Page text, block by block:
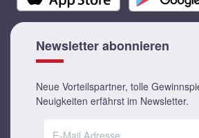
Newsletter abonnieren
Neue Vorteilspartner, tolle
Neuigkeiten erfährst im Newsletter.